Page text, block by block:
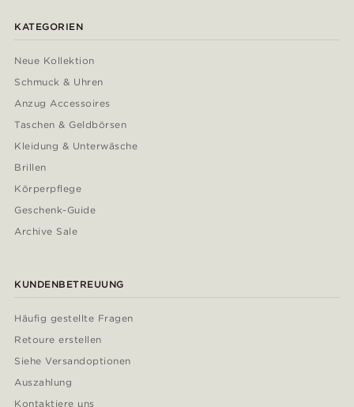
KATEGORIEN
Neue Kollektion
Schmuck & Uhren
Anzug Accessoires
Taschen & Geldbörsen
Kleidung & Unterwäsche
Brillen
Körperpflege
Geschenk-Guide
Archive Sale
KUNDENBETREUUNG
Häufig gestellte Fragen
Retoure erstellen
Siehe Versandoptionen
Auszahlung
Kontaktiere uns